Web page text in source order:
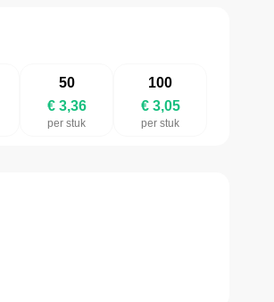
50
€ 3,36
per stuk
100
€ 3,05
per stuk